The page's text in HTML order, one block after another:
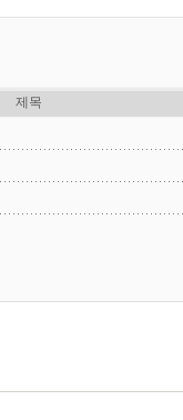
제목